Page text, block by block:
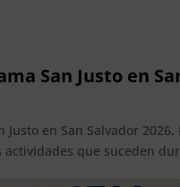
San Justo en
Justo en San Salvador
actividades que suceden